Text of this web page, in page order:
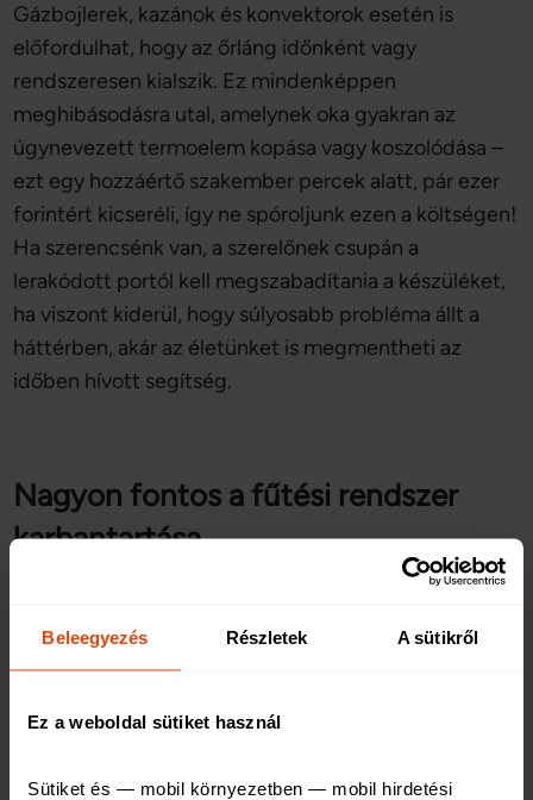
Beleegyezés Részletek A sütikről
Ez a weboldal sütiket használ
Sütiket és — mobil környezetben — mobil hirdetési
Gázbojlerek, kazánok és konvektorok esetén is
előfordulhat, hogy az őrláng időnként vagy
rendszeresen kialszik. Ez mindenképpen
meghibásodásra utal, amelynek oka gyakran az
úgynevezett termoelem kopása vagy koszolódása –
ezt egy hozzáértő szakember percek alatt, pár ezer
forintért kicseréli, így ne spóroljunk ezen a költségen!
Ha szerencsénk van, a szerelőnek csupán a
lerakódott portól kell megszabadítania a készüléket,
ha viszont kiderül, hogy súlyosabb probléma állt a
háttérben, akár az életünket is megmentheti az
időben hívott segítség.
Nagyon fontos a fűtési rendszer
karbantartása
télen rengeteg súlyos káreset történik, amelyeknek
egy jelentős részét az elavult, elöregedett fűtési